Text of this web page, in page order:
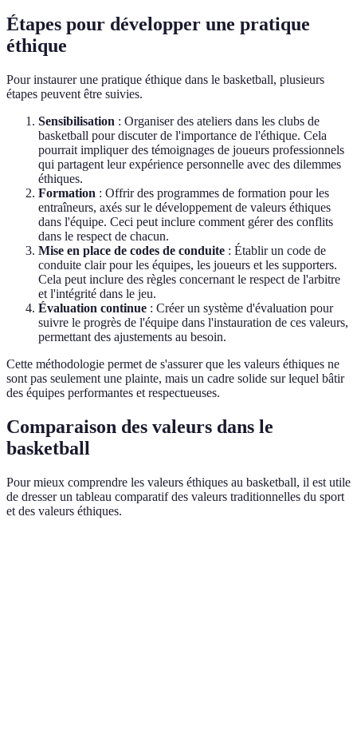
Étapes pour développer une pratique
éthique
Pour instaurer une pratique éthique dans le basketball, plusieurs
étapes peuvent être suivies.
Sensibilisation : Organiser des ateliers dans les clubs de
basketball pour discuter de l'importance de l'éthique. Cela
pourrait impliquer des témoignages de joueurs professionnels
qui partagent leur expérience personnelle avec des dilemmes
éthiques.
Formation : Offrir des programmes de formation pour les
entraîneurs, axés sur le développement de valeurs éthiques
dans l'équipe. Ceci peut inclure comment gérer des conflits
dans le respect de chacun.
Mise en place de codes de conduite : Établir un code de
conduite clair pour les équipes, les joueurs et les supporters.
Cela peut inclure des règles concernant le respect de l'arbitre
et l'intégrité dans le jeu.
Évaluation continue : Créer un système d'évaluation pour
suivre le progrès de l'équipe dans l'instauration de ces valeurs,
permettant des ajustements au besoin.
Cette méthodologie permet de s'assurer que les valeurs éthiques ne
sont pas seulement une plainte, mais un cadre solide sur lequel bâtir
des équipes performantes et respectueuses.
Comparaison des valeurs dans le
basketball
Pour mieux comprendre les valeurs éthiques au basketball, il est utile
de dresser un tableau comparatif des valeurs traditionnelles du sport
et des valeurs éthiques.